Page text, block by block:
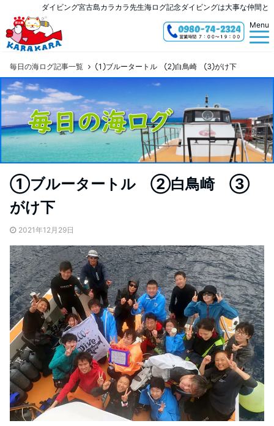
ダイビング宮古島カラカラ先生海ログ記念ダイビングは大事な仲間と
Menu
毎日の海ログ記事一覧 ①ブルータートル ②白鳥崎 ③がけ下
①ブルータートル ②白鳥崎 ③
がけ下
2021年12月29日